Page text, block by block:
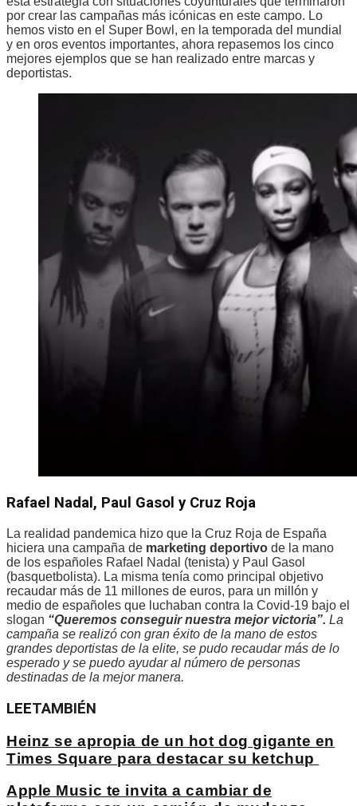
por crear las campañas más icónicas en este campo. Lo
hemos visto en el Super Bowl, en la temporada del mundial
y en oros eventos importantes, ahora repasemos los cinco
mejores ejemplos que se han realizado entre marcas y
deportistas.
Rafael Nadal, Paul Gasol y Cruz Roja
La realidad pandemica hizo que la Cruz Roja de España
hiciera una campaña de marketing deportivo de la mano
de los españoles Rafael Nadal (tenista) y Paul Gasol
(basquetbolista). La misma tenía como principal objetivo
recaudar más de 11 millones de euros, para un millón y
medio de españoles que luchaban contra la Covid-19 bajo el
slogan “Queremos conseguir nuestra mejor victoria”. La
campaña se realizó con gran éxito de la mano de estos
grandes deportistas de la elite, se pudo recaudar más de lo
esperado y se puedo ayudar al número de personas
destinadas de la mejor manera.
LEETAMBIÉN
Heinz se apropia de un hot dog gigante en
Times Square para destacar su ketchup
Apple Music te invita a cambiar de